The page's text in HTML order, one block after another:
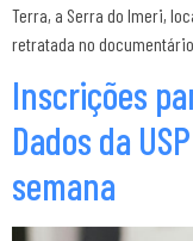
Terra, a Serra do Imeri,
retratada no
Inscrições
Dados da
semana